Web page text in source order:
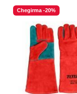
Chegirma -20%